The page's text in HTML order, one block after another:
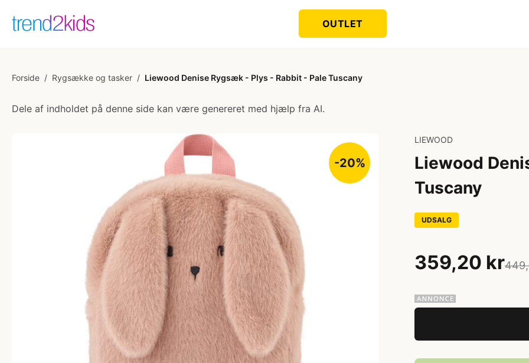
OUTLET
Forside / Rygsække og tasker / Liewood Denise Rygsæk - Plys - Rabbit - Pale Tuscany
Dele af indholdet på denne side kan være genereret med hjælp fra AI.
-20%
LIEWOOD
Liewood
Tuscany
UDSALG
359,20 kr